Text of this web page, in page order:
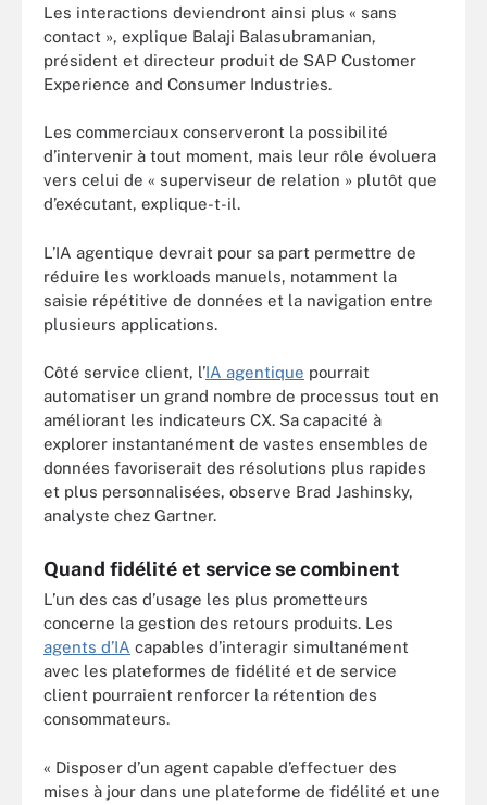
Les interactions deviendront ainsi plus « sans
contact », explique Balaji Balasubramanian,
président et directeur produit de SAP Customer
Experience and Consumer Industries.
Les commerciaux conserveront la possibilité
d’intervenir à tout moment, mais leur rôle évoluera
vers celui de « superviseur de relation » plutôt que
d’exécutant, explique-t-il.
L’IA agentique devrait pour sa part permettre de
réduire les workloads manuels, notamment la
saisie répétitive de données et la navigation entre
plusieurs applications.
Côté service client, l’IA agentique pourrait
automatiser un grand nombre de processus tout en
améliorant les indicateurs CX. Sa capacité à
explorer instantanément de vastes ensembles de
données favoriserait des résolutions plus rapides
et plus personnalisées, observe Brad Jashinsky,
analyste chez Gartner.
Quand fidélité et service se combinent
L’un des cas d’usage les plus prometteurs
concerne la gestion des retours produits. Les
agents d’IA capables d’interagir simultanément
avec les plateformes de fidélité et de service
client pourraient renforcer la rétention des
consommateurs.
« Disposer d’un agent capable d’effectuer des
mises à jour dans une plateforme de fidélité et une